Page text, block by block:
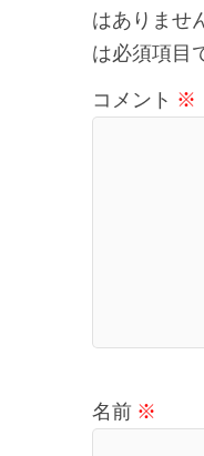
はありませ
は必須項目
コメント ※
名前 ※